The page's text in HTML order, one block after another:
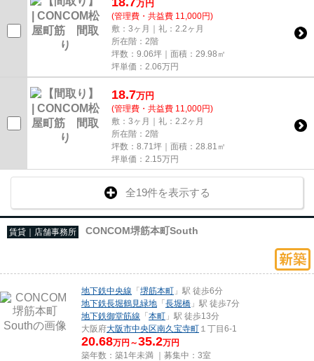
万円
(管理費・共益費 11,000円)
敷：3ヶ月｜礼：2.2ヶ月
所在階：2階
坪数：9.06坪｜面積：29.98㎡
坪単価： 2.06万円
18.7万円
(管理費・共益費 11,000円)
敷：3ヶ月｜礼：2.2ヶ月
所在階：2階
坪数：8.71坪｜面積：28.81㎡
坪単価： 2.15万円
全19件を表示する
賃貸｜店舗事務所 CONCOM堺筋本町South
地下鉄中央線 「堺筋本町 」駅 徒歩6分
地下鉄長堀鶴見緑地 「長堀橋 」駅 徒歩7分
地下鉄御堂筋線 「本町 」駅 徒歩13分
大阪府大阪市中央区南久宝寺町 １丁目6-1
20.68万円～35.2万円
築年数：築1年未満 ｜募集中： 3室